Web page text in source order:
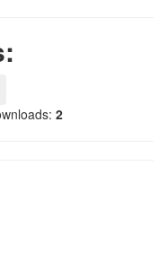
2